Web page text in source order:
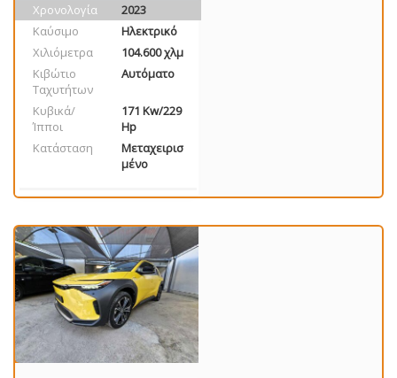
Χρονολογία
2023
Καύσιμο
Ηλεκτρικό
Χιλιόμετρα
104.600 χλμ
Κιβώτιο
Ταχυτήτων
Αυτόματο
Κυβικά/
Ίπποι
171 Kw/229
Hp
Κατάσταση
Μεταχειρισ
μένο